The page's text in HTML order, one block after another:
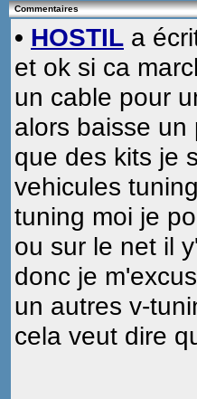
Commentaires
• HOSTIL a
et ok si ca
un cable pour
alors baisse
que des kits je
vehicules
tuning moi je
ou sur le net il
donc je
un autres v-
cela veut dire